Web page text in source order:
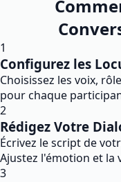
1
Configurez les
Choisissez les voix,
pour chaque
2
Rédigez Votre
Écrivez le script de
Ajustez l'émotion et la
3